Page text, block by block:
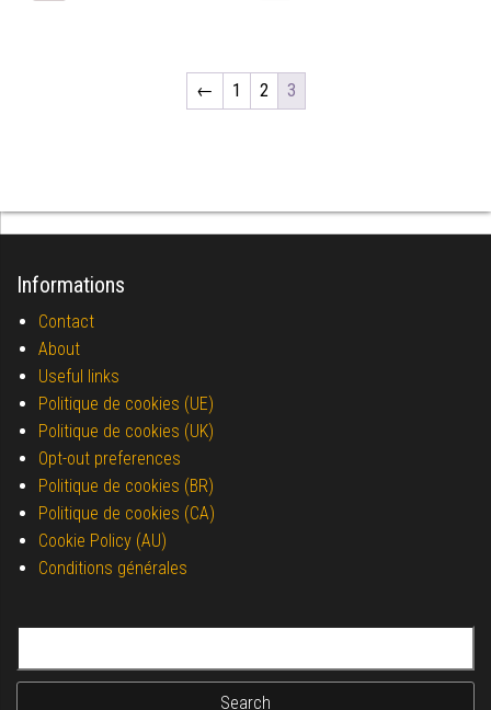
← 1 2 3
Informations
Contact
About
Useful links
Politique de cookies (UE)
Politique de cookies (UK)
Opt-out preferences
Politique de cookies (BR)
Politique de cookies (CA)
Cookie Policy (AU)
Conditions générales